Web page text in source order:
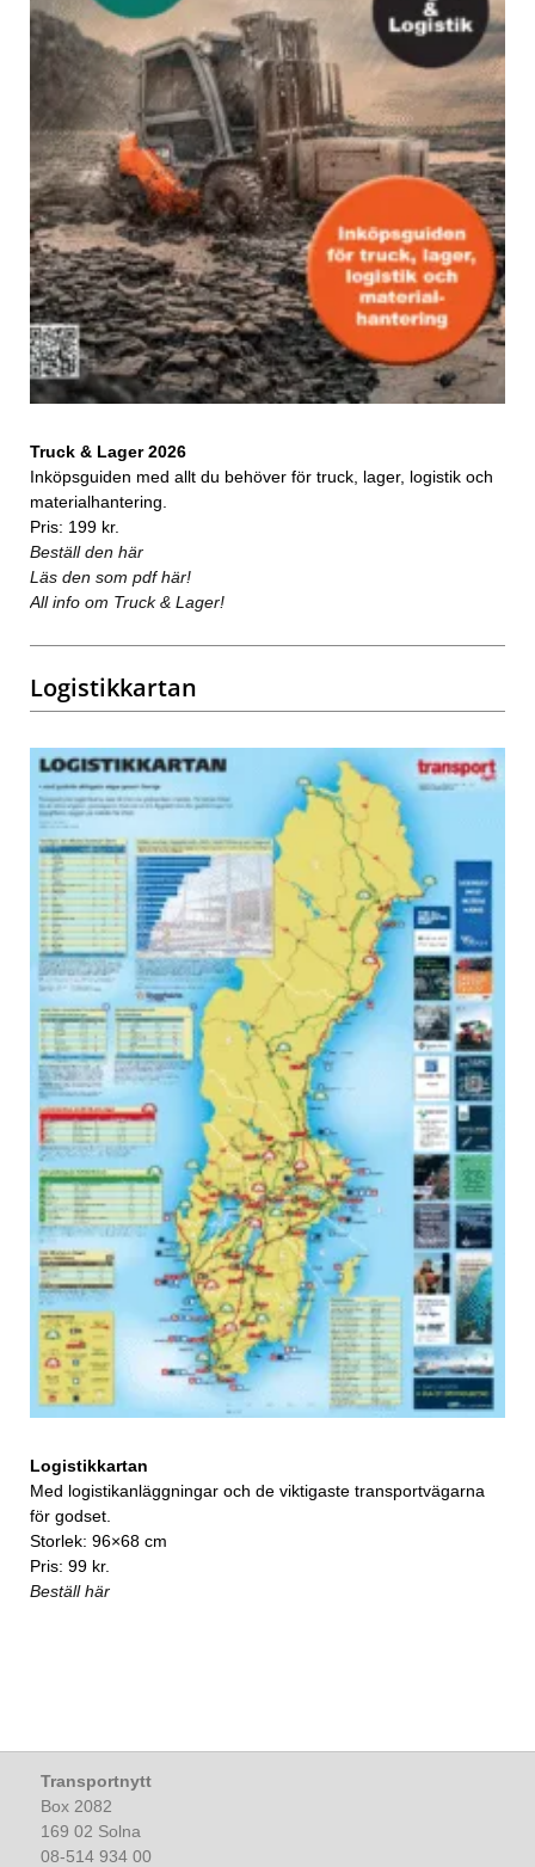
Truck & Lager 2026
Inköpsguiden med allt du behöver för truck, lager, logistik och
materialhantering.
Pris: 199 kr.
Beställ den här
Läs den som pdf här!
All info om Truck & Lager!
Logistikkartan
Logistikkartan
Med logistikanläggningar och de viktigaste transportvägarna
för godset.
Storlek: 96×68 cm
Pris: 99 kr.
Beställ här
Transportnytt
Box 2082
169 02 Solna
08-514 934 00